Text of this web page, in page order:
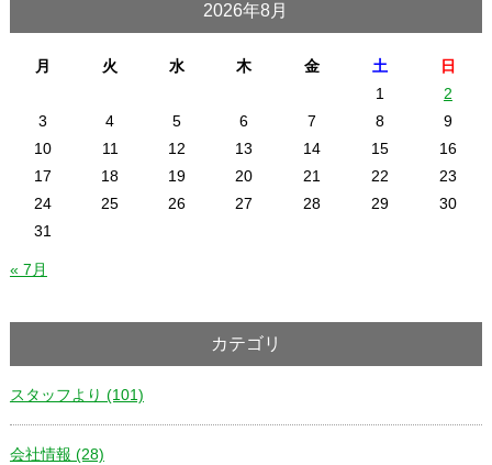
2026年8月
月 火 水 木 金 土 日
« 7月
1
2
3
4 5 6 7 8
9
10
11 12 13 14 15
16
17
18 19 20 21 22
23
24
25 26 27 28 29
30
31
カテゴリ
スタッフより (101)
会社情報 (28)